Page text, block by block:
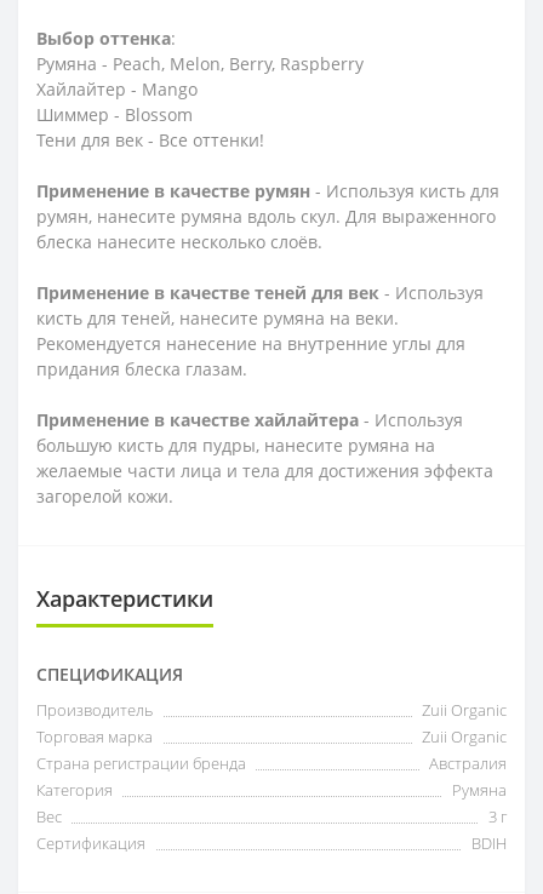
Выбор оттенка:
Румяна - Peach, Melon, Berry, Raspberry
Хайлайтер - Mango
Шиммер - Blossom
Тени для век - Все оттенки!
Применение в качестве румян - Используя кисть для
румян, нанесите румяна вдоль скул. Для выраженного
блеска нанесите несколько слоёв.
Применение в качестве теней для век - Используя
кисть для теней, нанесите румяна на веки.
Рекомендуется нанесение на внутренние углы для
придания блеска глазам.
Применение в качестве хайлайтера - Используя
большую кисть для пудры, нанесите румяна на
желаемые части лица и тела для достижения эффекта
загорелой кожи.
Характеристики
СПЕЦИФИКАЦИЯ
Производитель
Zuii Organic
Торговая марка
Zuii Organic
Страна регистрации бренда
Австралия
Категория
Румяна
Вес
3 г
Сертификация
BDIH